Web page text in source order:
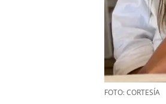
FOTO: CORTESÍA